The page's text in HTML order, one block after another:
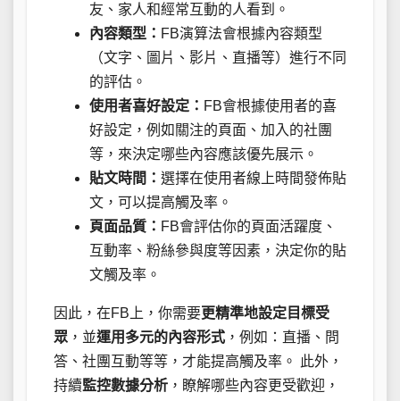
友、家人和經常互動的人看到。
內容類型： FB演算法會根據內容類型
（文字、圖片、影片、直播等）進行不同
的評估。
使用者喜好設定： FB會根據使用者的喜
好設定，例如關注的頁面、加入的社團
等，來決定哪些內容應該優先展示。
貼文時間： 選擇在使用者線上時間發佈貼
文，可以提高觸及率。
頁面品質： FB會評估你的頁面活躍度、
互動率、粉絲參與度等因素，決定你的貼
文觸及率。
因此，在FB上，你需要更精準地設定目標受
眾 ，並運用多元的內容形式 ，例如：直播、問
答、社團互動等等，才能提高觸及率。 此外，
持續監控數據分析 ，瞭解哪些內容更受歡迎，